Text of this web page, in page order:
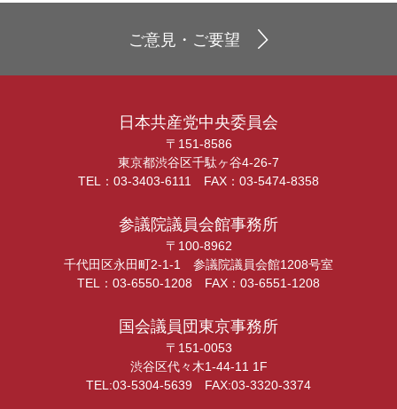
ご意見・ご要望
日本共産党中央委員会
〒151-8586
東京都渋谷区千駄ヶ谷4-26-7
TEL：03-3403-6111 FAX：03-5474-8358
参議院議員会館事務所
〒100-8962
千代田区永田町2-1-1 参議院議員会館1208号室
TEL：03-6550-1208 FAX：03-6551-1208
国会議員団東京事務所
〒151-0053
渋谷区代々木1-44-11 1F
TEL:03-5304-5639 FAX:03-3320-3374